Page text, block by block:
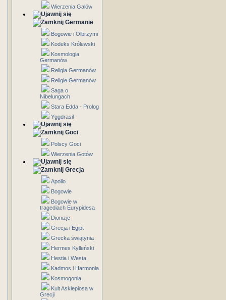
Wierzenia Galów
Germanie
Bogowie i Olbrzymi
Kodeks Królewski
Kosmologia
Germanów
Religia Germanów
Religie Germanów
Saga o
Nibelungach
Stara Edda - Prolog
Yggdrasil
Goci
Polscy Goci
Wierzenia Gotów
Grecja
Apollo
Bogowie
Bogowie w
tragediach Eurypidesa
Dionizje
Grecja i Egipt
Grecka świątynia
Hermes Kylleński
Hestia i Westa
Kadmos i Harmonia
Kosmogonia
Kult Asklepiosa w
Grecji